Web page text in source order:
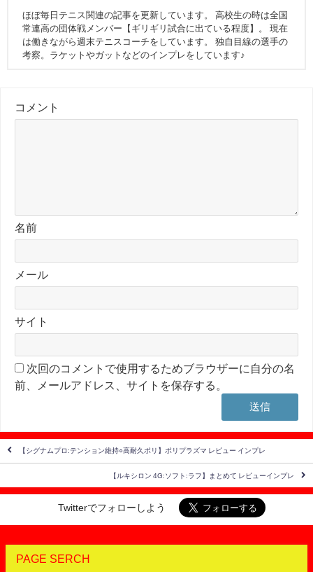
ほぼ毎日テニス関連の記事を更新しています。 高校生の時は全国
常連高の団体戦メンバー【ギリギリ試合に出ている程度】。 現在
は働きながら週末テニスコーチをしています。 独自目線の選手の
考察。ラケットやガットなどのインプレをしています♪
コメント
名前
メール
サイト
次回のコメントで使用するためブラウザーに自分の名
前、メールアドレス、サイトを保存する。
【シグナムプロ:テンション維持○高耐久ポリ】ポリプラズマ レビュー インプレ
【ルキシロン 4G:ソフト:ラフ】まとめて レビューインプレ
Twitterでフォローしよう
PAGE SERCH